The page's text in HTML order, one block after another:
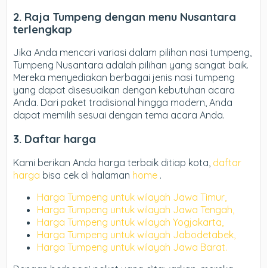
2. Raja Tumpeng dengan menu Nusantara
terlengkap
Jika Anda mencari variasi dalam pilihan nasi tumpeng,
Tumpeng Nusantara adalah pilihan yang sangat baik.
Mereka menyediakan berbagai jenis nasi tumpeng
yang dapat disesuaikan dengan kebutuhan acara
Anda. Dari paket tradisional hingga modern, Anda
dapat memilih sesuai dengan tema acara Anda.
3. Daftar harga
Kami berikan Anda harga terbaik ditiap kota, daftar
harga bisa cek di halaman home .
Harga Tumpeng untuk wilayah Jawa Timur,
Harga Tumpeng untuk wilayah Jawa Tengah,
Harga Tumpeng untuk wilayah Yogjakarta,
Harga Tumpeng untuk wilayah Jabodetabek,
Harga Tumpeng untuk wilayah Jawa Barat.